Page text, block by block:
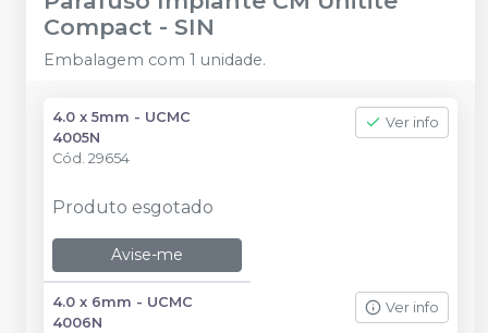
Compact - SIN
Embalagem com 1 unidade.
4.0 x 5mm - UCMC
4005N
Cód. 29654
Ver info
Produto esgotado
Avise-me
4.0 x 6mm - UCMC
4006N
Ver info